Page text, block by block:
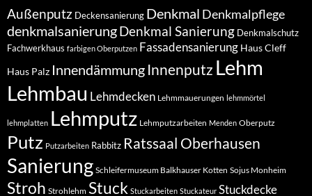
Außenputz Deckensanierung Denkmal Denkmalpflege
denkmalsanierungDenkmal Sanierung Denkmalschutz
Fachwerkhaus farbigen Oberputzen Fassadensanierung Haus Cleff
Haus Palz Innendämmung Innenputz Lehm
Lehmbau Lehmdecken Lehmmauerungen lehmmörtel
lehmplatten Lehmputz Lehmputzarbeiten Menden Oberputz
Putz Putzarbeiten Rabbitz Ratssaal Oberhausen
Sanierung Schleifermuseum Balkhauser Kotten Sojus Monheim
Stroh Strohlehm Stuck Stuckarbeiten Stuckateur Stuckdecke